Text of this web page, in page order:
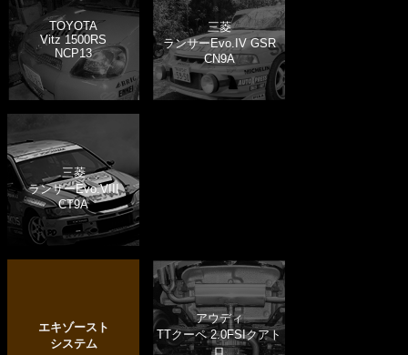
TOYOTA
Vitz 1500RS
NCP13
三菱
ランサーEvo.IV GSR
CN9A
三菱
ランサーEvo.VIII
CT9A
エキゾースト
システム
アウディ
TTクーペ 2.0FSIクアト
ロ